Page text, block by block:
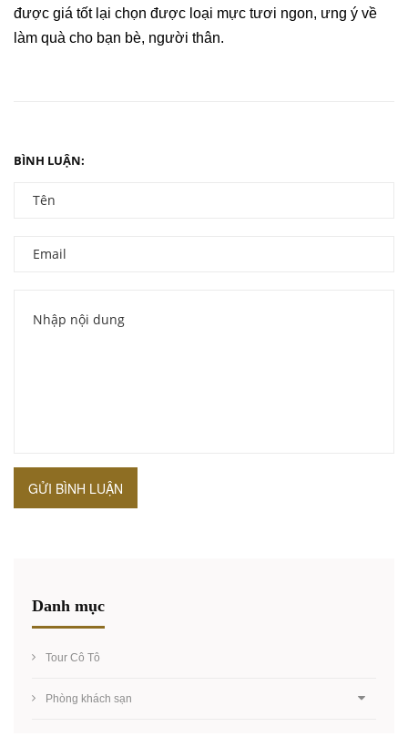
được giá tốt lại chọn được loại mực tươi ngon, ưng ý về
làm quà cho bạn bè, người thân.
BÌNH LUẬN:
GỬI BÌNH LUẬN
Danh mục
Tour Cô Tô
Phòng khách sạn